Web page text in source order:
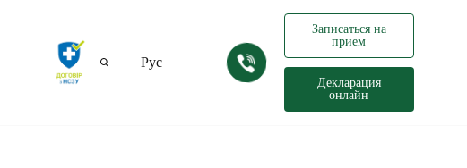
Рус
Записаться на
прием
Декларация
онлайн